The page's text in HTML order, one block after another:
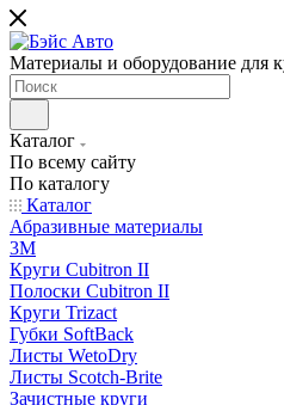
Материалы и оборудование для
Каталог
По всему сайту
По каталогу
Каталог
Абразивные материалы
3M
Круги Cubitron II
Полоски Cubitron II
Круги Trizact
Губки SoftBack
Листы WetoDry
Листы Scotch-Brite
Зачистные круги